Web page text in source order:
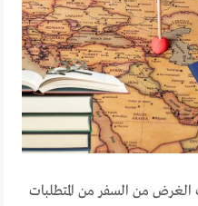
الغرض من السفر من المتطلبات